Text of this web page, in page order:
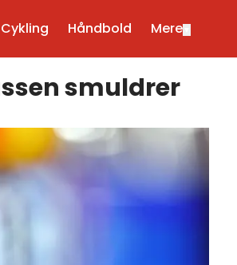
Cykling Håndbold Mere
smuldrer